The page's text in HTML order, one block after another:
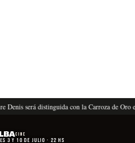
será distinguida con la Carroza de Oro en la
Cine
3 y 10 de julio · 22 hs